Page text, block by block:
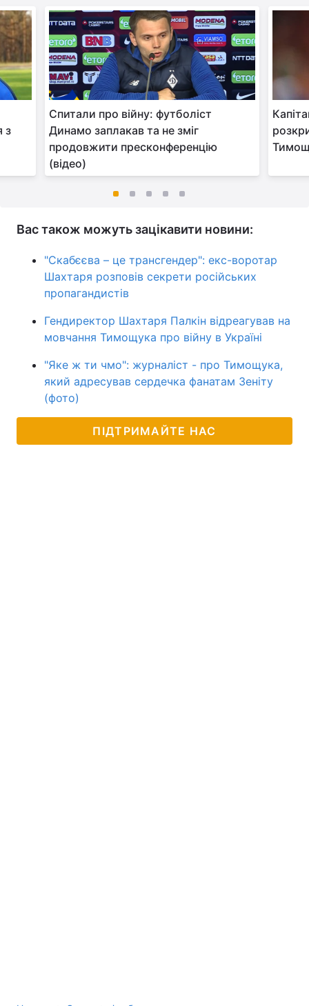
з
Спитали про війну: футболіст
Динамо заплакав та не зміг
продовжити пресконференцію
(відео)
Вас також можуть зацікавити новини:
"Скабєєва – це трансгендер": екс-воротар
Шахтаря розповів секрети російських
пропагандистів
Гендиректор Шахтаря Палкін відреагував на
мовчання Тимощука про війну в Україні
"Яке ж ти чмо": журналіст - про Тимощука,
який адресував сердечка фанатам Зеніту
(фото)
ПІДТРИМАЙТЕ НАС